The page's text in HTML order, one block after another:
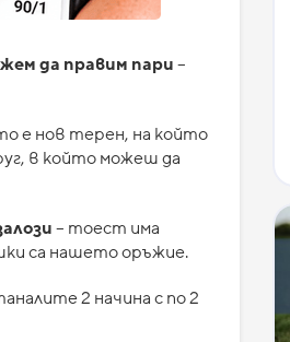
да правим пари –
е нов терен, на който
в който можеш да
– тоест има
са нашето оръжие.
2 начина с по 2